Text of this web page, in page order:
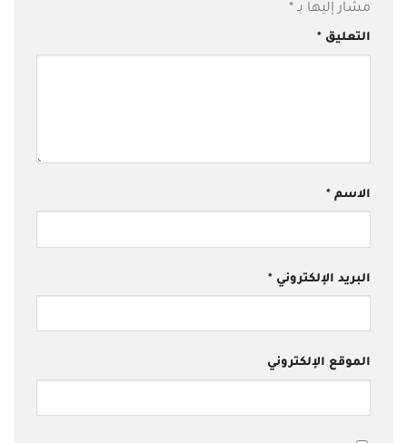
مشار إليها بـ *
التعليق *
الاسم *
البريد الإلكتروني *
الموقع الإلكتروني